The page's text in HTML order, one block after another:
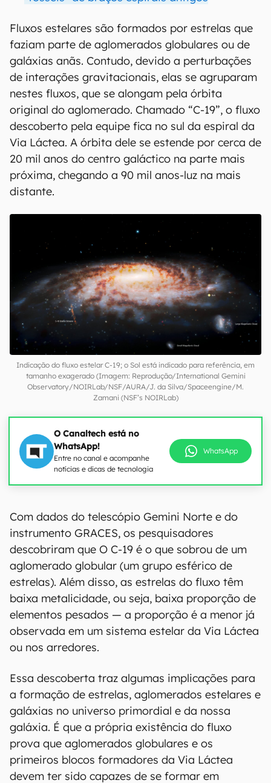
Fluxos estelares são formados por estrelas que
faziam parte de aglomerados globulares ou de
galáxias anãs. Contudo, devido a perturbações
de interações gravitacionais, elas se agruparam
nestes fluxos, que se alongam pela órbita
original do aglomerado. Chamado “C-19”, o fluxo
descoberto pela equipe fica no sul da espiral da
Via Láctea. A órbita dele se estende por cerca de
20 mil anos do centro galáctico na parte mais
próxima, chegando a 90 mil anos-luz na mais
distante.
Indicação do fluxo estelar C-19; o Sol está indicado para referência, em
tamanho exagerado (Imagem: Reprodução/International Gemini
Observatory/NOIRLab/NSF/AURA/J. da Silva/Spaceengine/M.
Zamani (NSF’s NOIRLab)
O Canaltech está no
WhatsApp!
Entre no canal e acompanhe
notícias e dicas de tecnologia
WhatsApp
00:00/20:46
instrumento GRACES, os pesquisadores
descobriram que O C-19 é o que sobrou de um
aglomerado globular (um grupo esférico de
estrelas). Além disso, as estrelas do fluxo têm
baixa metalicidade, ou seja, baixa proporção de
elementos pesados — a proporção é a menor já
observada em um sistema estelar da Via Láctea